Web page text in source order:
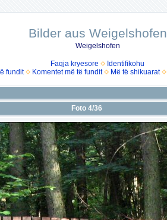
Bilder aus Weigelshofen
Weigelshofen
Faqja kryesore
Identifikohu
fundit Komentet më të fundit Më të shikuarat
Foto 4/36